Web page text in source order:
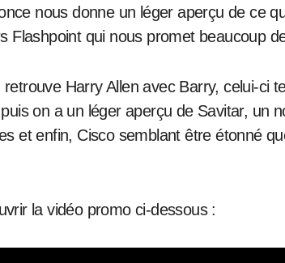
nous donne un léger aperçu de ce
Flashpoint qui nous promet beaucoup
Harry Allen avec Barry, celui-ci
on a un léger aperçu de Savitar, un
et enfin, Cisco semblant être étonné
la vidéo promo ci-dessous :